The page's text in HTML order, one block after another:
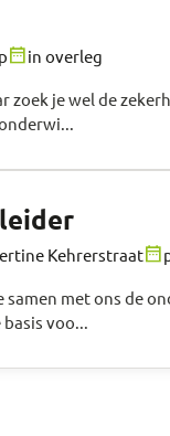
date_rangein overleg
zoek je wel de
Kehrerstraatdate_range
met ons de
voo...